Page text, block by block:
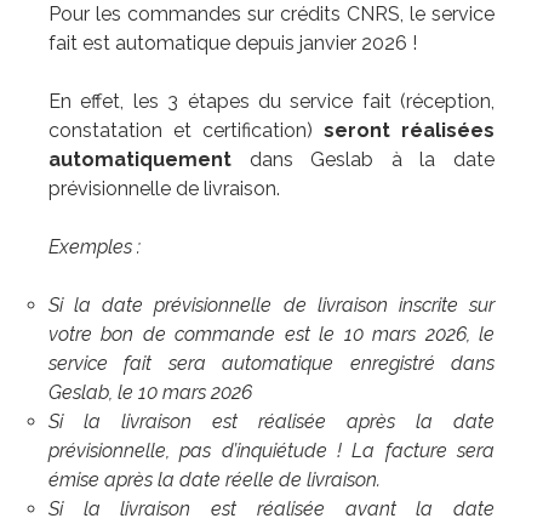
Pour les commandes sur crédits CNRS, le service
fait est automatique depuis janvier 2026 !
En effet, les 3 étapes du service fait (réception,
constatation et certification) seront réalisées
automatiquement dans Geslab à la date
prévisionnelle de livraison.
Exemples :
Si la date prévisionnelle de livraison inscrite sur
votre bon de commande est le 10 mars 2026, le
service fait sera automatique enregistré dans
Geslab, le 10 mars 2026
Si la livraison est réalisée après la date
prévisionnelle, pas d’inquiétude ! La facture sera
émise après la date réelle de livraison.
Si la livraison est réalisée avant la date